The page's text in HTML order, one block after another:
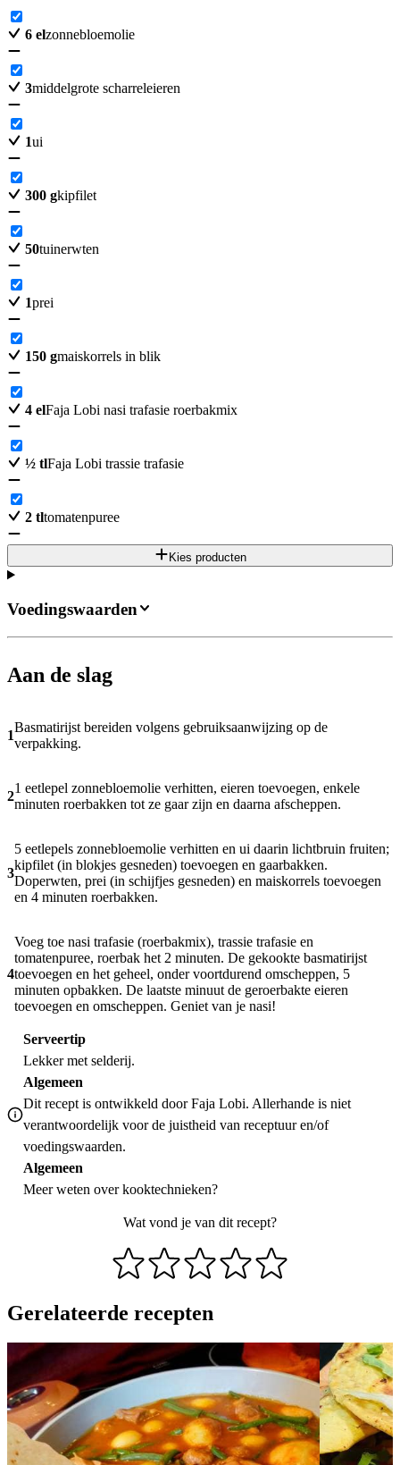
6 elzonnebloemolie
3middelgrote scharreleieren
1ui
300 gkipfilet
50tuinerwten
1prei
150 gmaiskorrels in blik
4 elFaja Lobi nasi trafasie roerbakmix
½ tlFaja Lobi trassie trafasie
2 tltomatenpuree
Kies producten
Aan de slag
1
Basmatirijst bereiden volgens gebruiksaanwijzing op de
verpakking.
2
1 eetlepel zonnebloemolie verhitten, eieren toevoegen, enkele
minuten roerbakken tot ze gaar zijn en daarna afscheppen.
3
5 eetlepels zonnebloemolie verhitten en ui daarin lichtbruin fruiten;
kipfilet (in blokjes gesneden) toevoegen en gaarbakken.
Doperwten, prei (in schijfjes gesneden) en maiskorrels toevoegen
en 4 minuten roerbakken.
4
Voeg toe nasi trafasie (roerbakmix), trassie trafasie en
tomatenpuree, roerbak het 2 minuten. De gekookte basmatirijst
toevoegen en het geheel, onder voortdurend omscheppen, 5
minuten opbakken. De laatste minuut de geroerbakte eieren
toevoegen en omscheppen. Geniet van je nasi!
Serveertip
Lekker met selderij.
Algemeen
Dit recept is ontwikkeld door Faja Lobi. Allerhande is niet
verantwoordelijk voor de juistheid van receptuur en/of
voedingswaarden.
Algemeen
Meer weten overkooktechnieken?
Wat vond je van dit recept?
Voedingswaarden
Gerelateerde recepten